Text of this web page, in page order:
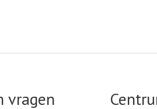
vragen